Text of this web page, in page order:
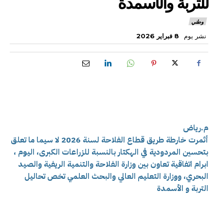
وطني
نشر يوم 8 فبراير 2026
م.رياض
أثمرت خارطة طريق قطاع الفلاحة لسنة 2026 لا سيما ما تعلق
بتحسين المردودية في الهكتار بالنسبة للزراعات الكبرى، اليوم ،
ابرام اتفاقية تعاون بين وزارة الفلاحة والتنمية الريفية والصيد
البحري، ووزارة التعليم العالي والبحث العلمي تخص تحاليل
التربة و الأسمدة